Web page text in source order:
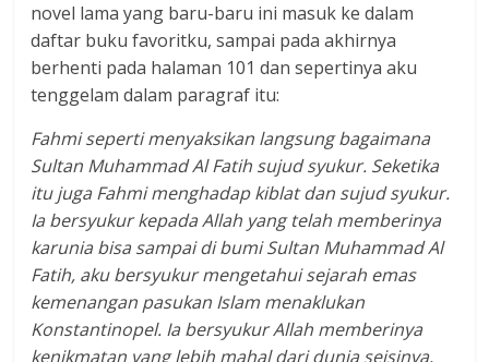
novel lama yang baru-baru ini masuk ke dalam
daftar buku favoritku, sampai pada akhirnya
berhenti pada halaman 101 dan sepertinya aku
tenggelam dalam paragraf itu:
Fahmi seperti menyaksikan langsung bagaimana
Sultan Muhammad Al Fatih sujud syukur. Seketika
itu juga Fahmi menghadap kiblat dan sujud syukur.
Ia bersyukur kepada Allah yang telah memberinya
karunia bisa sampai di bumi Sultan Muhammad Al
Fatih, aku bersyukur mengetahui sejarah emas
kemenangan pasukan Islam menaklukan
Konstantinopel. Ia bersyukur Allah memberinya
kenikmatan yang lebih mahal dari dunia seisinya,